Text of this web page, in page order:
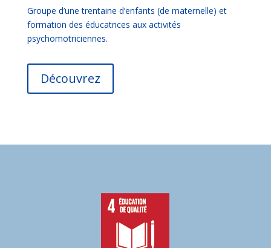
Groupe d’une trentaine d’enfants (de maternelle) et
formation des éducatrices aux activités
psychomotriciennes.
Découvrez